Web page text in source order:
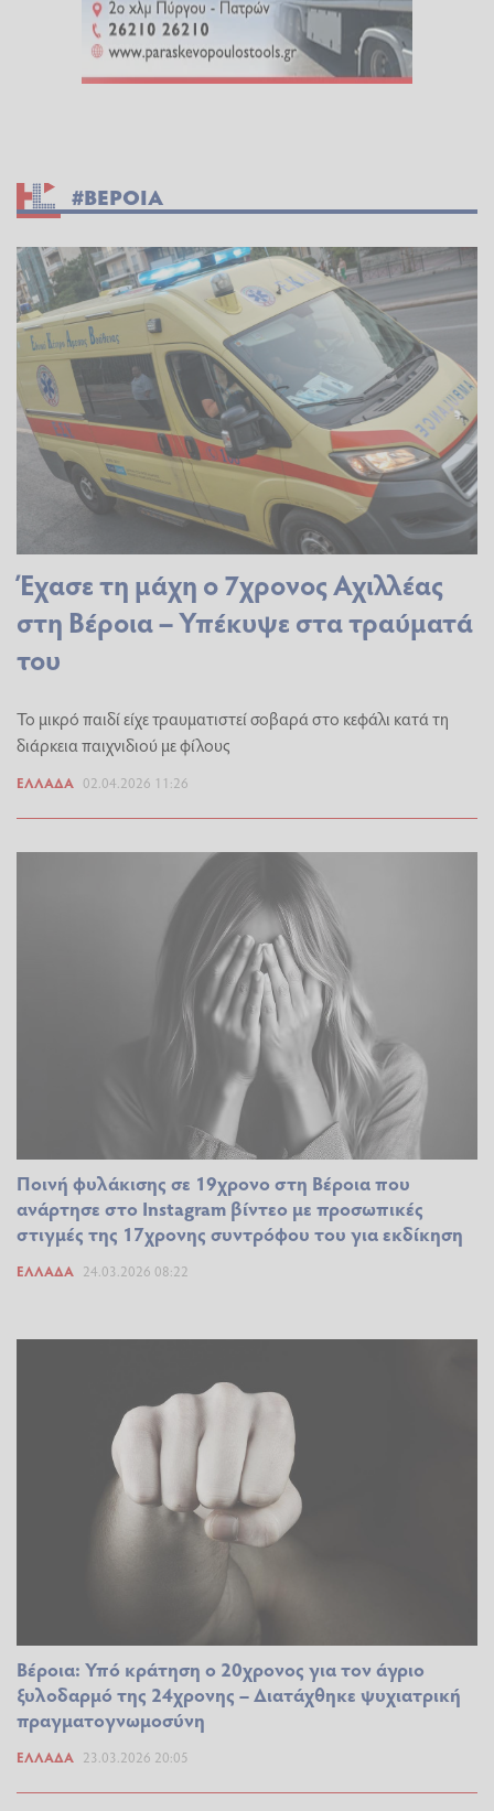
#ΒΕΡΟΙΑ
Έχασε τη μάχη ο 7χρονος Αχιλλέας
στη Βέροια – Υπέκυψε στα τραύματά
του
Το μικρό παιδί είχε τραυματιστεί σοβαρά στο κεφάλι κατά τη
διάρκεια παιχνιδιού με φίλους
ΕΛΛΆΔΑ 02.04.2026 11:26
Ποινή φυλάκισης σε 19χρονο στη Βέροια που
ανάρτησε στο Instagram βίντεο με προσωπικές
στιγμές της 17χρονης συντρόφου του για εκδίκηση
ΕΛΛΆΔΑ 24.03.2026 08:22
Βέροια: Υπό κράτηση ο 20χρονος για τον άγριο
ξυλοδαρμό της 24χρονης – Διατάχθηκε ψυχιατρική
πραγματογνωμοσύνη
ΕΛΛΆΔΑ 23.03.2026 20:05